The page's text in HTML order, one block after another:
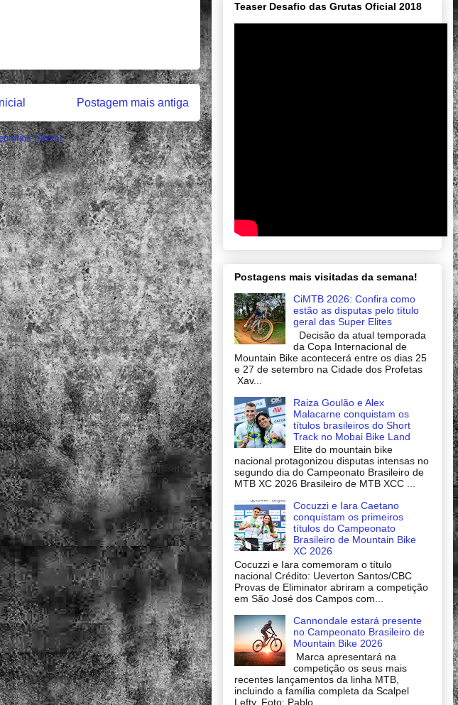
Postagem mais antiga
(Atom)
Teaser Desafio das Grutas Oficial 2018
Postagens mais visitadas da semana!
CiMTB 2026: Confira como
estão as disputas pelo título
geral das Super Elites
Decisão da atual temporada
da Copa Internacional de
Mountain Bike acontecerá entre os dias 25
e 27 de setembro na Cidade dos Profetas
Xav...
Raiza Goulão e Alex
Malacarne conquistam os
títulos brasileiros do Short
Track no Mobai Bike Land
Elite do mountain bike
nacional protagonizou disputas intensas no
segundo dia do Campeonato Brasileiro de
MTB XC 2026 Brasileiro de MTB XCC ...
Cocuzzi e Iara Caetano
conquistam os primeiros
títulos do Campeonato
Brasileiro de Mountain Bike
XC 2026
Cocuzzi e Iara comemoram o título
nacional Crédito: Ueverton Santos/CBC
Provas de Eliminator abriram a competição
em São José dos Campos com...
Cannondale estará presente
no Campeonato Brasileiro de
Mountain Bike 2026
Marca apresentará na
competição os seus mais
recentes lançamentos da linha MTB,
incluindo a família completa da Scalpel
Lefty. Foto: Pablo ...